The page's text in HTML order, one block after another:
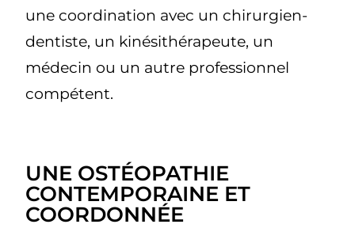
une coordination avec un chirurgien-
dentiste, un kinésithérapeute, un
médecin ou un autre professionnel
compétent.
UNE OSTÉOPATHIE
CONTEMPORAINE ET
COORDONNÉE